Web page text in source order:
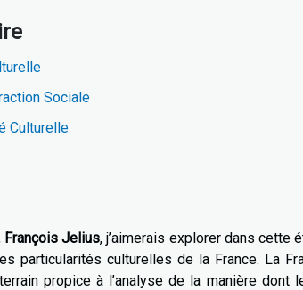
Sociale
Culturelle
François Jelius, j’aimerais explorer dans cette
particularités culturelles de la France. La
propice à l’analyse de la manière dont